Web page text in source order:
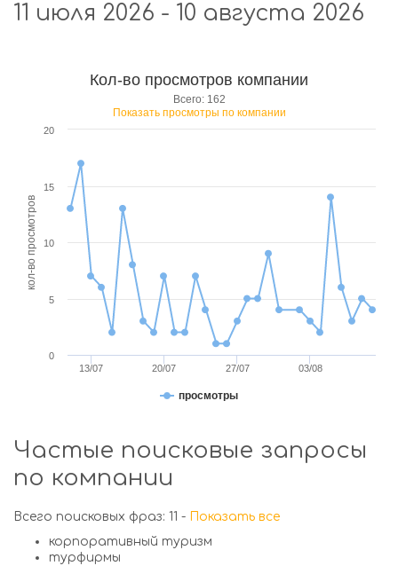
11 июля 2026 - 10 августа 2026
кол-во просмотров
Кол-во просмотров компании
Всего: 162
Показать просмотры по компании
просмотры
13/07 20/07 27/07 03/08
0
5
10
15
20
Частые поисковые запросы
по компании
Всего поисковых фраз: 11 - Показать все
корпоративный туризм
турфирмы